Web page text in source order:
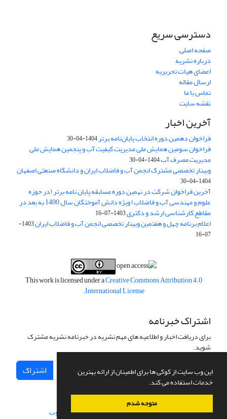
این وب سایت از کوکی ها برای اطمینان از ارائه بهترین
خدمات استفاده می کند.
متوجه شدم
دسترسی سریع
صفحه اصلی
درباره نشریه
اعضای هیات تحریریه
ارسال مقاله
تماس با ما
نقشه سایت
آخرین اخبار
فراخوان دهمین دوره انتخاب پایان‌نامه برتر1404-04-30
فراخوان سومین همایش ملی مدیریت کیفیت آب و پنجمین همایش ملی
مدیریت مصرف آب1404-04-30
وبینار تخصصی مشترک انجمن آب و فاضلاب ایران و دانشگاه صنعتی اصفهان
1404-04-30
آخرین فراخوان شرکت در نهمین دوره مسابقه پایان نامه برتر (در حوزه
علوم و مهندسی آب و فاضلاب) ویژه دانش آموختگان سال 1400 به بعد در
مقاطع کارشناسی ارشد و دکتری1403-07-16
اعلام برنامه چهل و هفتمین وبینار تخصصی انجمن آب و فاضلاب ایران
1403-
07-16
This work is licensed under aCreative Commons Attribution 4.0
International License
.
اشتراک خبرنامه
برای دریافت اخبار و اطلاعیه های مهم نشریه در خبرنامه نشریه مشترک
شوید.
اشتراک
سامانه مدیریت نشریات علمی.طراحی و پیاده سازی از سیناوب